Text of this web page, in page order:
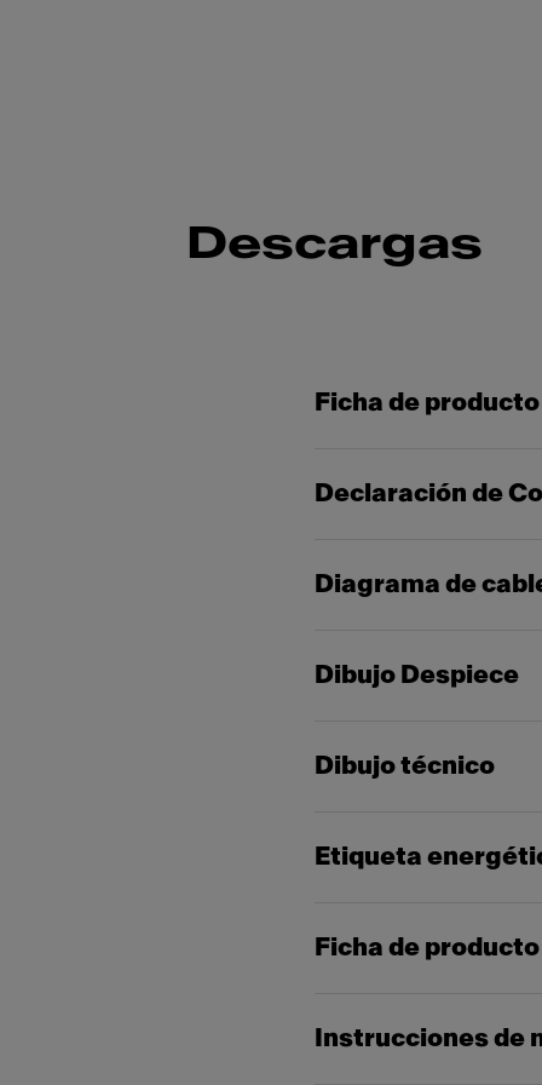
Descargas
Ficha de producto
Declaración de
Diagrama de
Dibujo Despiece
Dibujo técnico
Etiqueta
Ficha de producto
Instrucciones de